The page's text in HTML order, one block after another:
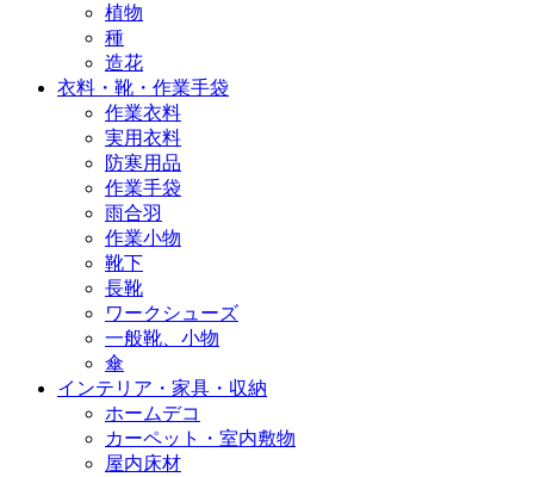
植物
種
造花
衣料・靴・作業手袋
作業衣料
実用衣料
防寒用品
作業手袋
雨合羽
作業小物
靴下
長靴
ワークシューズ
一般靴、小物
傘
インテリア・家具・収納
ホームデコ
カーペット・室内敷物
屋内床材